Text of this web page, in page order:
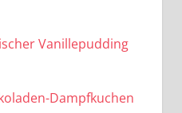
Vanillepudding
Dampfkuchen